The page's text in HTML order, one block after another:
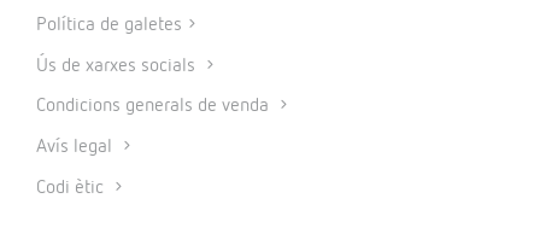
Política de galetes
Ús de xarxes socials
Condicions generals de venda
Avís legal
Codi ètic